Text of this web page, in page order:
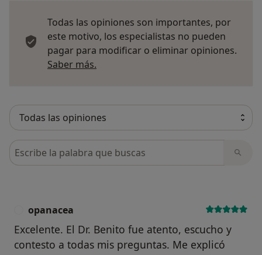
Todas las opiniones son importantes, por
este motivo, los especialistas no pueden
pagar para modificar o eliminar opiniones.
Saber más.
Busca en opiniones
opanacea
Excelente. El Dr. Benito fue atento, escucho y
contesto a todas mis preguntas. Me explicó